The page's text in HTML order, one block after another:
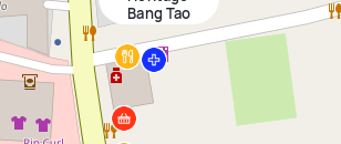
Bang Tao
3 км